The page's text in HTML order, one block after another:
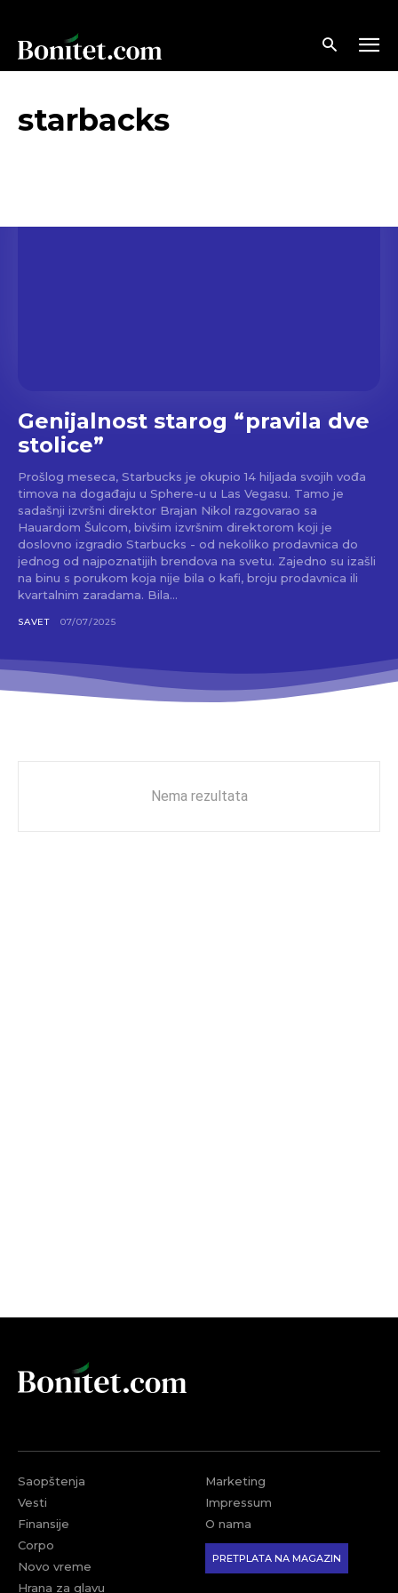
starbacks
Genijalnost starog “pravila dve
stolice”
Prošlog meseca, Starbucks je okupio 14 hiljada svojih vođa
timova na događaju u Sphere-u u Las Vegasu. Tamo je
sadašnji izvršni direktor Brajan Nikol razgovarao sa
Hauardom Šulcom, bivšim izvršnim direktorom koji je
doslovno izgradio Starbucks - od nekoliko prodavnica do
jednog od najpoznatijih brendova na svetu. Zajedno su izašli
na binu s porukom koja nije bila o kafi, broju prodavnica ili
kvartalnim zaradama. Bila...
SAVET 07/07/2025
Nema rezultata
Saopštenja
Vesti
Finansije
Corpo
Novo vreme
Hrana za glavu
Marketing
Impressum
O nama
PRETPLATA NA MAGAZIN